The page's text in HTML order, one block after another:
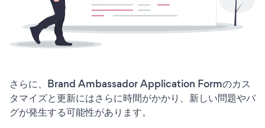
さらに、Brand Ambassador Application Formのカス
タマイズと更新にはさらに時間がかかり、新しい問題やバ
グが発生する可能性があります。